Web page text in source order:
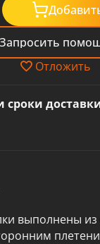
Запросить
Отложить
сроки
выполнены из